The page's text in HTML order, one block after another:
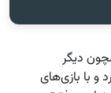
دیگر
و با بازی‌های